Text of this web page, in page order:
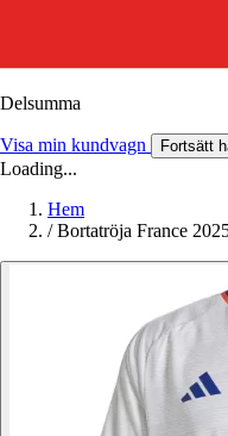
Delsumma
Visa min kundvagn Fortsätt
Loading...
Hem
/ Bortatröja France